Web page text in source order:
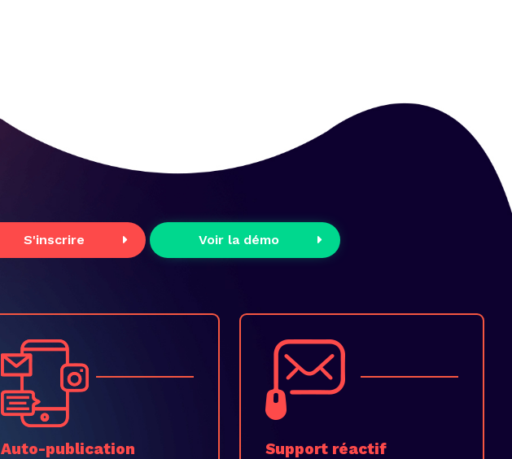
S'inscrire Voir la démo
Auto-publication Support réactif